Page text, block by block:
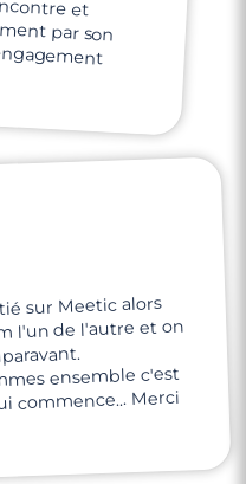
sur Meetic alors
l'un de l'autre et on
ensemble c'est
commence... Merci